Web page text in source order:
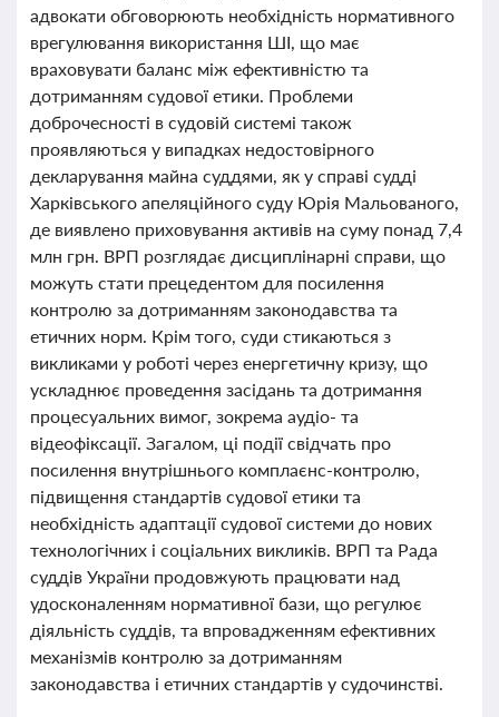
адвокати обговорюють необхідність нормативного
врегулювання використання ШІ, що має
враховувати баланс між ефективністю та
дотриманням судової етики. Проблеми
доброчесності в судовій системі також
проявляються у випадках недостовірного
декларування майна суддями, як у справі судді
Харківського апеляційного суду Юрія Мальованого,
де виявлено приховування активів на суму понад 7,4
млн грн. ВРП розглядає дисциплінарні справи, що
можуть стати прецедентом для посилення
контролю за дотриманням законодавства та
етичних норм. Крім того, суди стикаються з
викликами у роботі через енергетичну кризу, що
ускладнює проведення засідань та дотримання
процесуальних вимог, зокрема аудіо- та
відеофіксації. Загалом, ці події свідчать про
посилення внутрішнього комплаєнс-контролю,
підвищення стандартів судової етики та
необхідність адаптації судової системи до нових
технологічних і соціальних викликів. ВРП та Рада
суддів України продовжують працювати над
удосконаленням нормативної бази, що регулює
діяльність суддів, та впровадженням ефективних
механізмів контролю за дотриманням
законодавства і етичних стандартів у судочинстві.